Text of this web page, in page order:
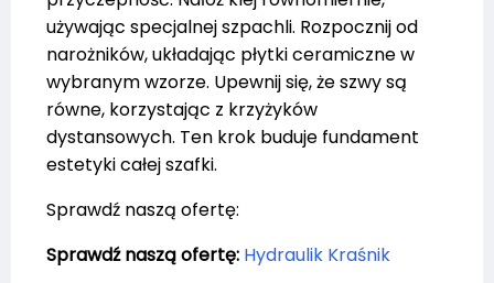
używając specjalnej szpachli. Rozpocznij od
narożników, układając płytki ceramiczne w
wybranym wzorze. Upewnij się, że szwy są
równe, korzystając z krzyżyków
dystansowych. Ten krok buduje fundament
estetyki całej szafki.
Sprawdź naszą ofertę:
Sprawdź naszą ofertę: Hydraulik Kraśnik